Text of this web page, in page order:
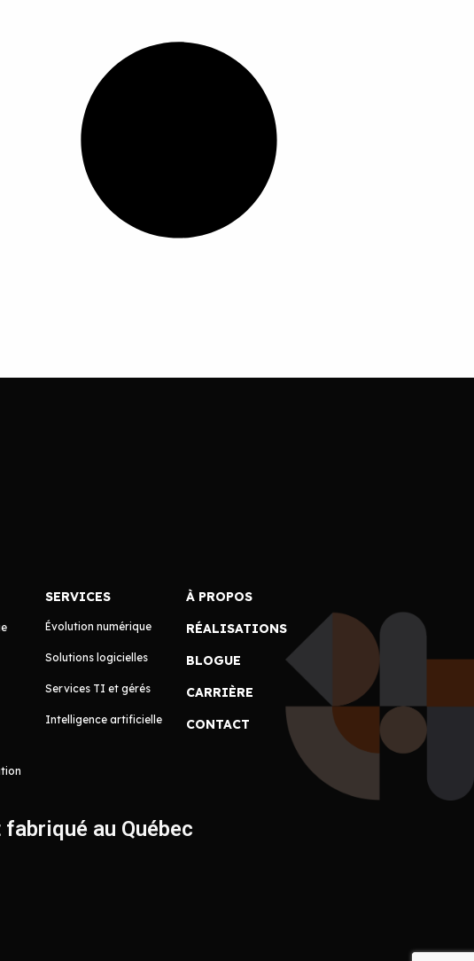
SERVICES
Évolution numérique
Solutions logicielles
Services TI et gérés
Intelligence artificielle
À PROPOS
RÉALISATIONS
BLOGUE
CARRIÈRE
CONTACT
au Québec